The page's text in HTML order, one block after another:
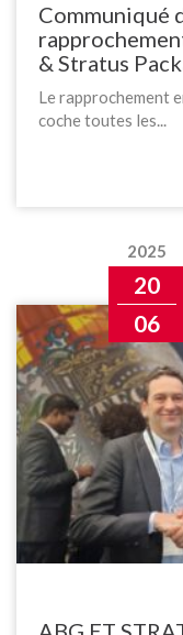
Communiqué
& Stratus
Le rapprochement
coche toutes les...
2025
20
06